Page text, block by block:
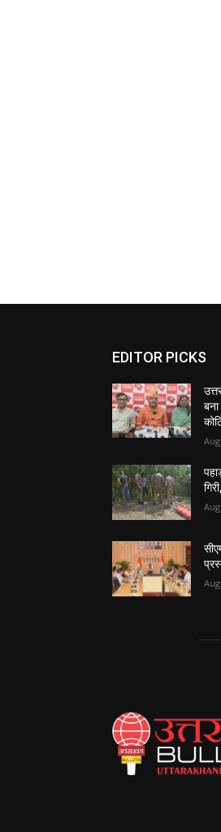
EDITOR PICKS